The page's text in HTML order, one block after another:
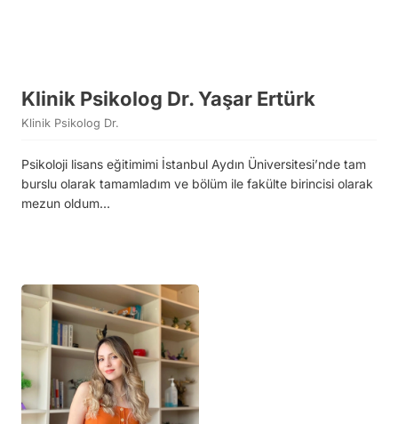
Klinik Psikolog Dr. Yaşar Ertürk
Klinik Psikolog Dr.
Psikoloji lisans eğitimimi İstanbul Aydın Üniversitesi’nde tam
burslu olarak tamamladım ve bölüm ile fakülte birincisi olarak
mezun oldum…